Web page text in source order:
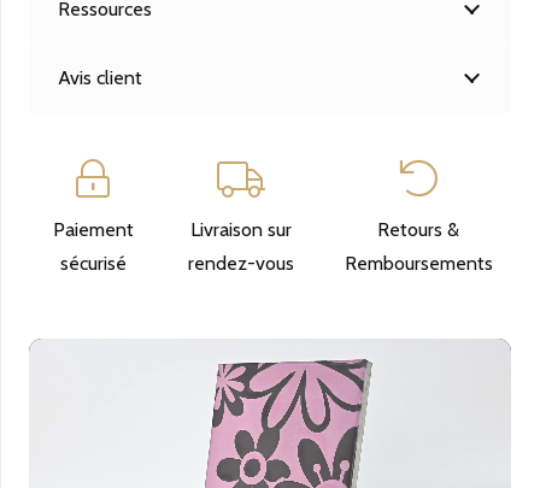
Vintage
Ressources
Avis client
Paiement
sécurisé
Livraison sur
rendez-vous
Retours &
Remboursements